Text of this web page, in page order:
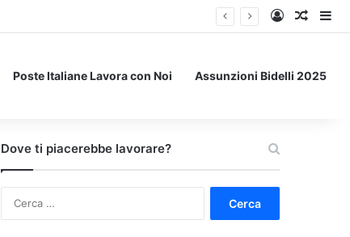
Accedi
Un
Poste Italiane Lavora con Noi Assunzioni Bidelli 2025
Dove ti piacerebbe lavorare?